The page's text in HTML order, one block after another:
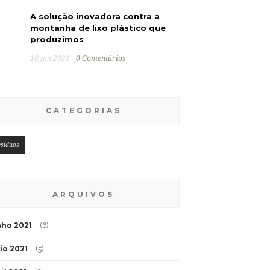
A solução inovadora contra a
montanha de lixo plástico que
produzimos
18 jun 2021 0 Comentários
CATEGORIAS
ARQUIVOS
2021 (6)
2021 (5)